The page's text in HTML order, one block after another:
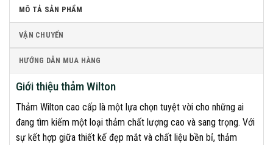
MÔ TẢ SẢN PHẨM
VẬN CHUYỂN
HƯỚNG DẪN MUA HÀNG
Giới thiệu thảm Wilton
Thảm Wilton cao cấp là một lựa chọn tuyệt vời cho những ai
đang tìm kiếm một loại thảm chất lượng cao và sang trọng. Với
sự kết hợp giữa thiết kế đẹp mắt và chất liệu bền bỉ, thảm